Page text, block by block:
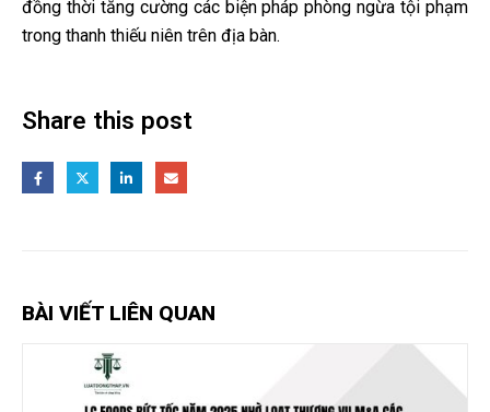
đồng thời tăng cường các biện pháp phòng ngừa tội phạm
trong thanh thiếu niên trên địa bàn.
Share this post
BÀI VIẾT LIÊN QUAN